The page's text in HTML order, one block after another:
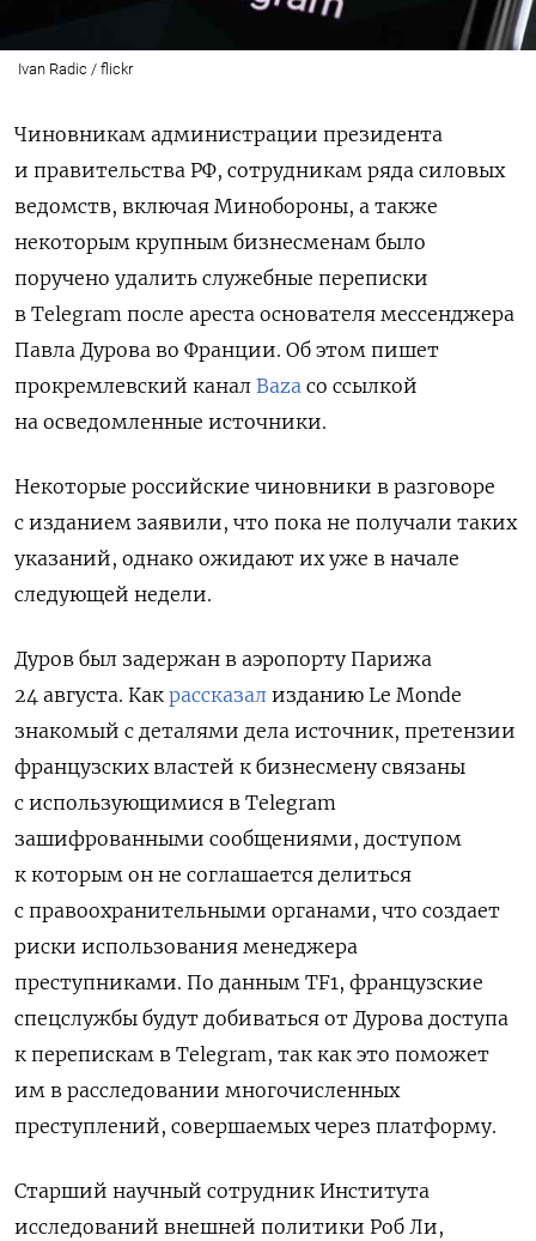
Ivan Radic / flickr
Чиновникам администрации президента
и правительства РФ, сотрудникам ряда силовых
ведомств, включая Минобороны, а также
некоторым крупным бизнесменам было
поручено удалить служебные переписки
в Telegram после ареста основателя мессенджера
Павла Дурова во Франции. Об этом пишет
прокремлевский канал Baza со ссылкой
на осведомленные источники.
Некоторые российские чиновники в разговоре
с изданием заявили, что пока не получали таких
указаний, однако ожидают их уже в начале
следующей недели.
Дуров был задержан в аэропорту Парижа
24 августа. Как рассказал изданию Le Monde
знакомый с деталями дела источник, претензии
французских властей к бизнесмену связаны
с использующимися в Telegram
зашифрованными сообщениями, доступом
к которым он не соглашается делиться
с правоохранительными органами, что создает
риски использования менеджера
преступниками. По данным TF1, французские
спецслужбы будут добиваться от Дурова доступа
к перепискам в Telegram, так как это поможет
им в расследовании многочисленных
преступлений, совершаемых через платформу.
Старший научный сотрудник Института
исследований внешней политики Роб Ли,